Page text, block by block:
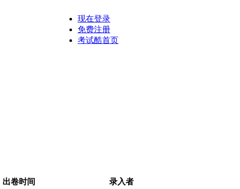
现在登录
免费注册
考试酷首页
出卷时间
录入者